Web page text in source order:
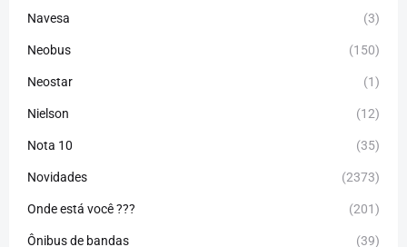
Navesa (3)
Neobus (150)
Neostar (1)
Nielson (12)
Nota 10 (35)
Novidades (2373)
Onde está você ??? (201)
Ônibus de bandas (39)